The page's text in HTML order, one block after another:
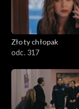
Złoty chłopak
odc. 317